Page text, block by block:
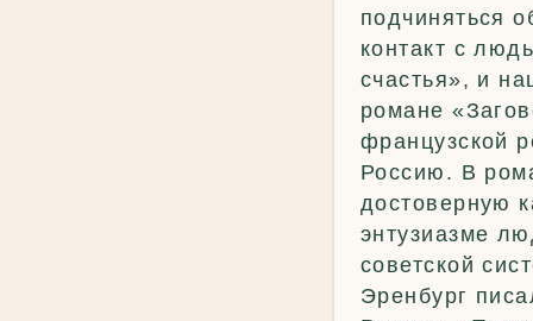
подчиняться
контакт с
счастья», и
романе
французской
Россию. В
достоверную
энтузиазме
советской
Эренбург